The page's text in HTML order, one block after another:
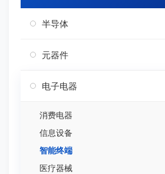
半导体
元器件
电子电器
消费电器
信息设备
智能终端
医疗器械